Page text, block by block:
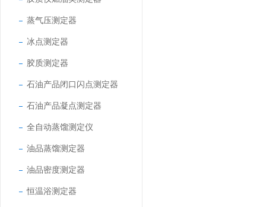
蒸气压测定器
冰点测定器
胶质测定器
石油产品闭口闪点测定器
石油产品凝点测定器
全自动蒸馏测定仪
油品蒸馏测定器
油品密度测定器
恒温浴测定器